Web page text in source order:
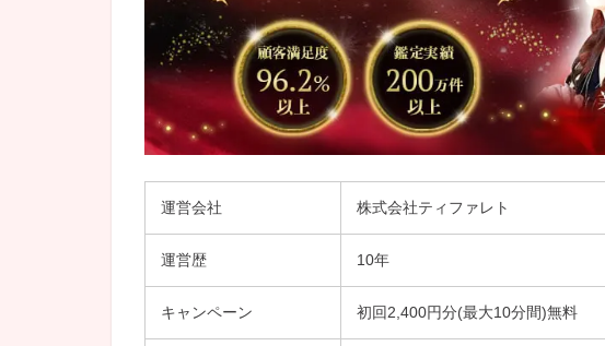
運営会社 株式会社ティファレト
運営歴 10年
キャンペーン 初回2,400円分(最大10分間)無料